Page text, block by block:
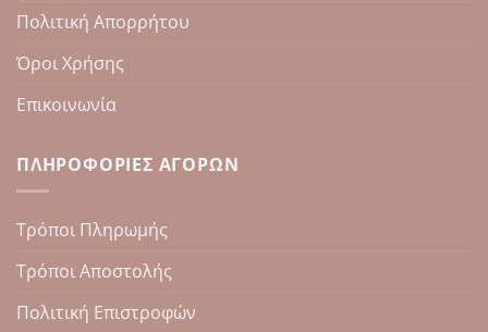
Πολιτική Απορρήτου
Όροι Χρήσης
Επικοινωνία
ΠΛΗΡΟΦΟΡΊΕΣ ΑΓΟΡΏΝ
Τρόποι Πληρωμής
Τρόποι Αποστολής
Πολιτική Επιστροφών